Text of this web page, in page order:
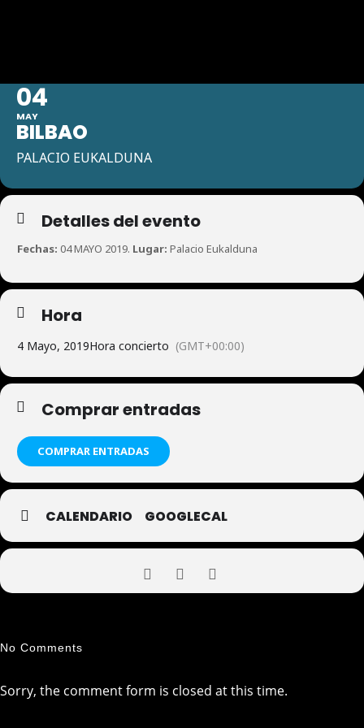
04
MAY
BILBAO
PALACIO EUKALDUNA
Detalles del evento
Fechas: 04 MAYO 2019. Lugar: Palacio Eukalduna
Hora
4 Mayo, 2019Hora concierto (GMT+00:00)
Comprar entradas
COMPRAR ENTRADAS
CALENDARIO GOOGLECAL
No Comments
Sorry, the comment form is closed at this time.